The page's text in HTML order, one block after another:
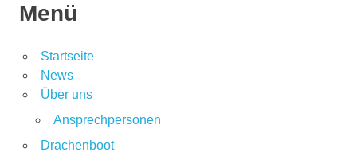
Menü
Startseite
News
Über uns
Ansprechpersonen
Drachenboot